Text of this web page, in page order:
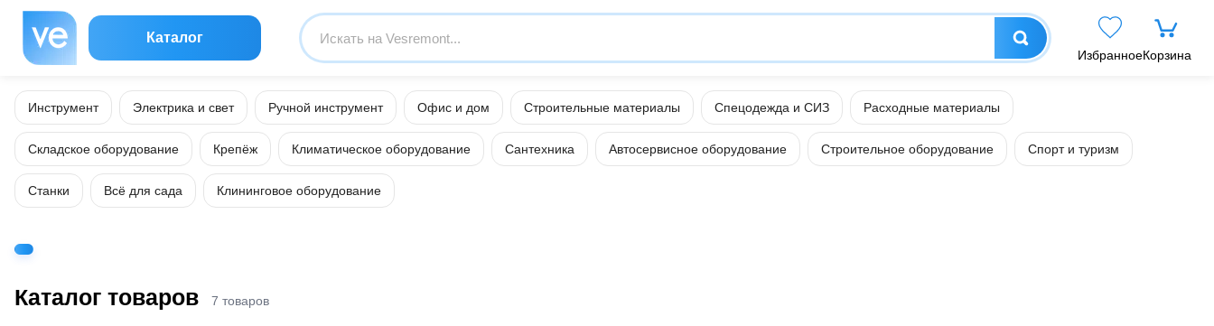
Каталог
ИзбранноеКорзина
Инструмент Электрика и свет Ручной инструмент Офис и дом Строительные материалы Спецодежда и СИЗ Расходные материалы
Складское оборудование Крепёж Климатическое оборудование Сантехника Автосервисное оборудование Строительное оборудование Спорт и туризм
Станки Всё для сада Клининговое оборудование
Каталог товаров 7 товаров